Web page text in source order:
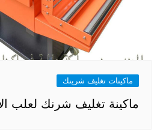
ماكينات تغليف شرينك
ماكينة تغليف شرنك لعلب